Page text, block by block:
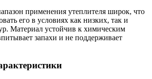
применения утеплителя широк, что
его в условиях как низких, так и
Материал устойчив к химическим
запахи и не поддерживает